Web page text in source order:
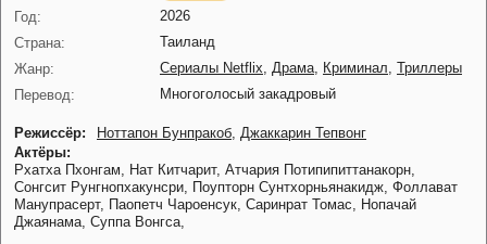
Год:
2026
Страна:
Таиланд
Жанр:
Сериалы Netflix Драма Криминал Триллеры
Перевод:
Многоголосый закадровый
Режиссёр: Ноттапон Бунпракоб Джаккарин Тепвонг
Актёры:
Рхатха Пхонгам,
Нат Китчарит, Атчария Потипипиттанакорн,
Сонгсит Рунгнопхакунсри,
Поупторн Сунтхорньянакидж, Фоллават
Манупрасерт, Паопетч Чароенсук, Саринрат Томас,
Нопачай
Джаянама, Суппа Вонгса,